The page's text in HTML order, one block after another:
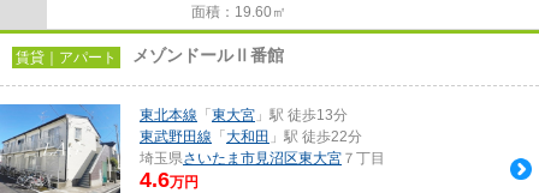
面積：19.60㎡
賃貸｜アパート メゾンドールⅡ番館
東北本線 「 東大宮 」駅 徒歩13分
東武野田線 「 大和田 」駅 徒歩22分
埼玉県さいたま市見沼区東大宮 ７丁目
4.6万円